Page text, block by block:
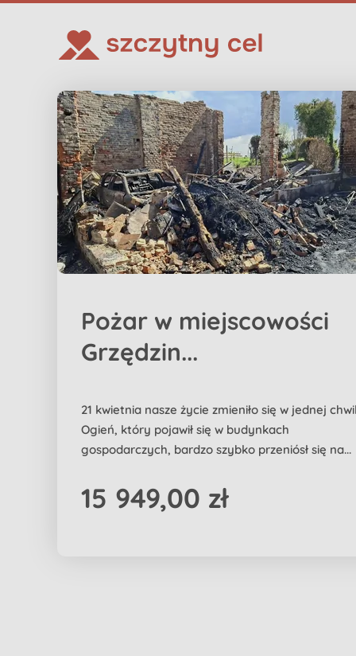
Pożar w miejscowości
Grzędzin...
21 kwietnia nasze życie zmieniło się w jednej
Ogień, który pojawił się w budynkach
gospodarczych, bardzo szybko przeniósł się na...
15 949,00 zł